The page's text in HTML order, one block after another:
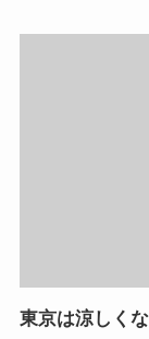
東京は涼しく